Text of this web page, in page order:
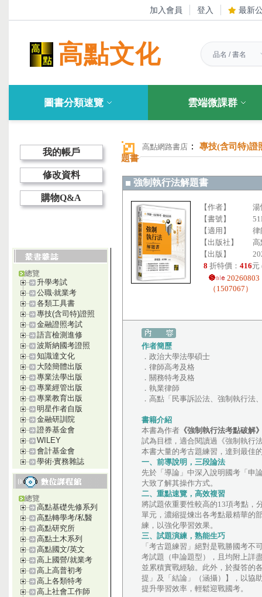
加入會員 登入 最新
高點文化
圖書分類速覽 雲端微課群
我的帳戶
修改資料
購物Q&A
總覽
升學考試
公職‧就業考
各類工具書
專技(含司特)證照
金融證照考試
語言檢測進修
波斯納國考證照
知識達文化
大陸簡體出版
專業法學出版
專業經管出版
專業教育出版
明星作者自版
金融研訓院
證券基金會
WILEY
會計基金會
學術‧實務雜誌
總覽
高點基礎先修系列
高點轉學考/私醫
高點研究所
高點土木系列
高點國文/英文
高上國營/就業考
高上高普初考
高上各類特考
高上社會工作師
高點網路書店 ： 專技(含司特)證
題書
強制執行法解題書
【作者】
【書號】
【適用】
律
【出版社】
高
【出版】
8 折特價： 416元
（1507067）
作者簡歷
．政治大學法學碩士
．律師高考及格
．關務特考及格
．執業律師
．高點「民事訴訟法、強制執行法
書籍介紹
本書為作者 《強制執行法考點破解
試為目標，適合閱讀過《強制執行
本書大量的考古題練習，達到最佳
一、前導說明，三段論法
先於「導論」中深入說明國考「申
大致了解其操作方式。
二、重點速覽，高效複習
將試題依重要性較高的13項考點，
單元，濃縮提煉出各考點最精華的
練，以強化學習效果。
三、試題演練，熟能生巧
「考古題練習」絕對是戰勝國考
考試題（申論題型），且均附上詳
並累積實戰經驗。此外，於擬答的
提」及「結論」（涵攝）】，以協
提升學習效率，輕鬆迎戰國考。